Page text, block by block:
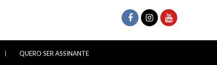
QUERO SER ASSINANTE